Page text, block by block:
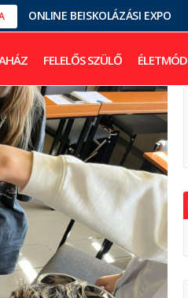
ONLINE BEISKOLÁZÁSI EXPO
FELELŐS SZÜLŐ ÉLETMÓD